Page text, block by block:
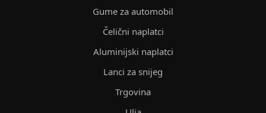
Gume za automobil
Čelični naplatci
Aluminijski naplatci
Lanci za snijeg
Trgovina